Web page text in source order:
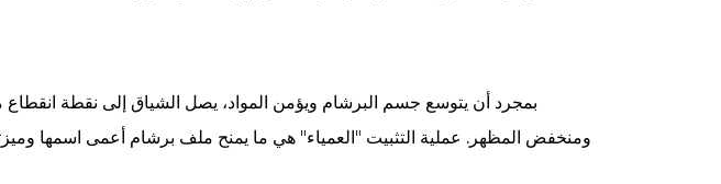
بمجرد أن يتوسع جسم البرشام ويؤمن المواد، يصل الشياق إلى نقطة
ومنخفض المظهر. عملية التثبيت "العمياء" هي ما يمنح ملف برشام أعمى اسمها